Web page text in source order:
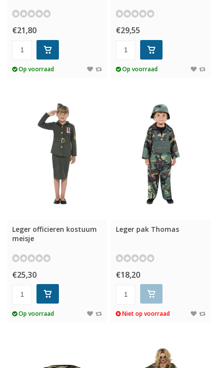
€21,80
Op voorraad
€29,55
Op voorraad
Leger officieren kostuum
meisje
€25,30
Op voorraad
Leger pak Thomas
€18,20
Niet op voorraad